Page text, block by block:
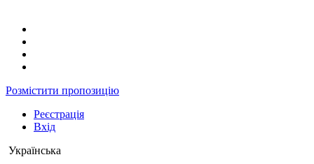
Розмістити пропозицію
Реєстрація
Вхід
Українська